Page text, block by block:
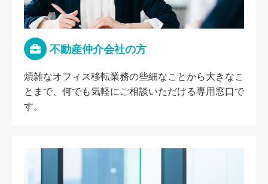
不動産仲介会社の方
煩雑なオフィス移転業務の些細なことから大きなこ
とまで、何でも気軽にご相談いただける専用窓口で
す。